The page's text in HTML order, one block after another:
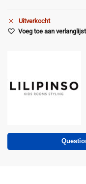
Uitverkocht
Voeg toe aan verlanglijst